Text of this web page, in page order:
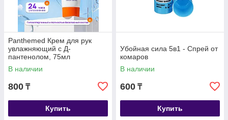
Panthemed Крем для рук
увлажняющий с Д-
пантенолом, 75мл
В наличии
800 ₸
Купить
Убойная сила 5в1 - Спрей от
комаров
В наличии
600 ₸
Купить